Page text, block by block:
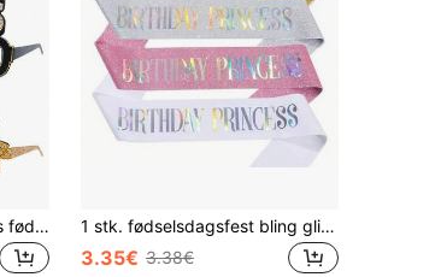
6 stk. sorte og guld 40-års fødselsdagsfest papirglas, Retro 40-års fødselsdagsfest fotorekvisitter, 40-års fødselsdagsfestartikler, Fødselsdagsfestglas, Fødselsdagsfest 1986, Festtilbehør, Sorte og guld 40-års fødselsdagsfestpynt, Fødselsdagsgave, Festgaver 1 stk. fødselsdagsfest bling glitrende guld løg skulderrem ceremoni bælte til piger, tillykke med fødselsdagen, min prinsesse linning, moderigtig, sød og smuk, jul
3.35€ 3.38€